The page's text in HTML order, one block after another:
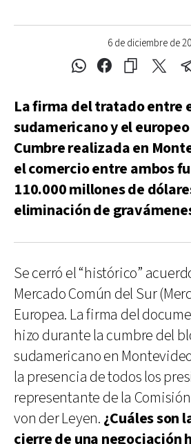
6 de diciembre de
La firma del tratado entre
sudamericano y el
Cumbre realizada en
el comercio entre ambos
110.000 millones de
eliminación de
Se cerró el “histórico”
Mercado Común del Sur
Europea. La firma del
hizo durante la cumbre del
sudamericano en
la presencia de todos los
representante de la
von der Leyen. ¿Cuáles son
cierre de una negociación